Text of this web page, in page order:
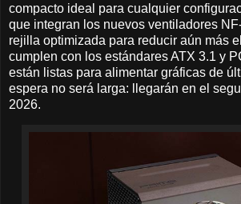
compacto ideal para cualquier
que integran los nuevos ventiladores
rejilla optimizada para reducir aún más
cumplen con los estándares ATX 3.1 y
están listas para alimentar gráficas de
espera no será larga: llegarán en el
2026.